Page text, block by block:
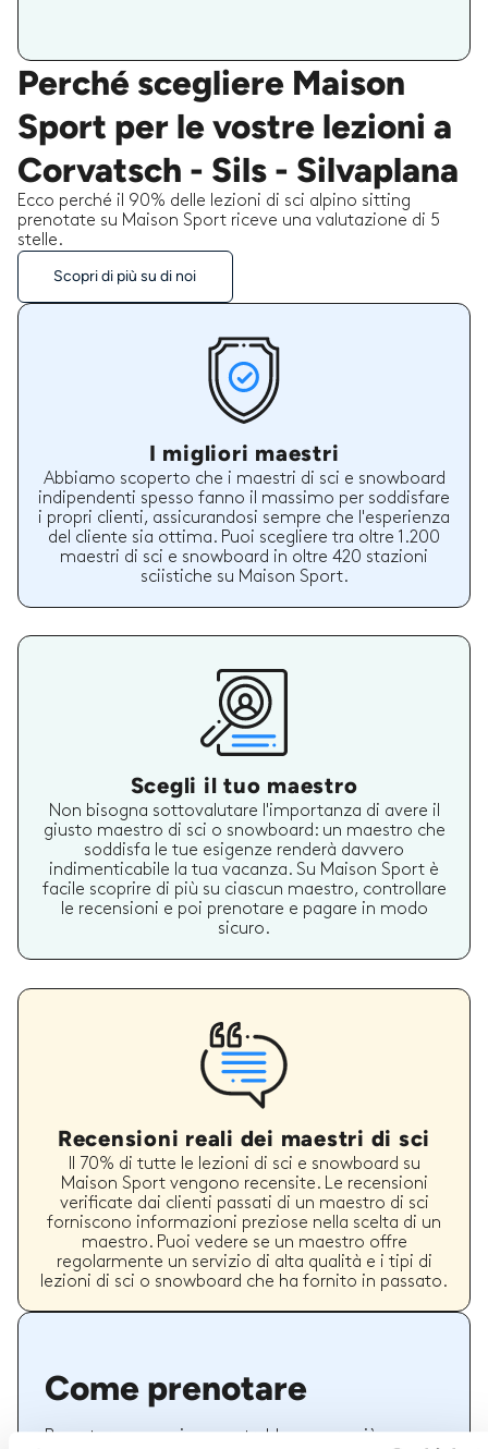
Perché scegliere Maison
Sport per le vostre lezioni a
Corvatsch - Sils - Silvaplana
Ecco perché il 90% delle lezioni di sci alpino sitting
prenotate su Maison Sport riceve una valutazione di 5
stelle.
Scopri di più su di noi
I migliori maestri
Abbiamo scoperto che i maestri di sci e snowboard
indipendenti spesso fanno il massimo per soddisfare
i propri clienti, assicurandosi sempre che l'esperienza
del cliente sia ottima. Puoi scegliere tra oltre 1.200
maestri di sci e snowboard in oltre 420 stazioni
sciistiche su Maison Sport.
Scegli il tuo maestro
Non bisogna sottovalutare l'importanza di avere il
giusto maestro di sci o snowboard: un maestro che
soddisfa le tue esigenze renderà davvero
indimenticabile la tua vacanza. Su Maison Sport è
facile scoprire di più su ciascun maestro, controllare
le recensioni e poi prenotare e pagare in modo
sicuro.
Recensioni reali dei maestri di sci
Il 70% di tutte le lezioni di sci e snowboard su
Maison Sport vengono recensite. Le recensioni
verificate dai clienti passati di un maestro di sci
forniscono informazioni preziose nella scelta di un
maestro. Puoi vedere se un maestro offre
regolarmente un servizio di alta qualità e i tipi di
lezioni di sci o snowboard che ha fornito in passato.
Come prenotare
Prenotare con noi non potrebbe essere più